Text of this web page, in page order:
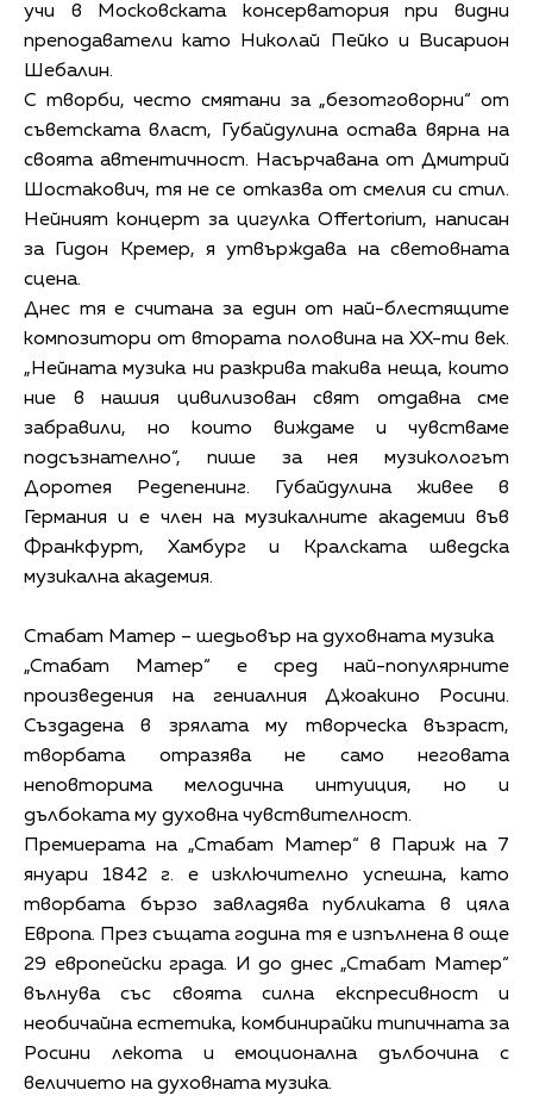
учи в Московската консерватория при видни
преподаватели като Николай Пейко и Висарион
Шебалин.
С творби, често смятани за „безотговорни“ от
съветската власт, Губайдулина остава вярна на
своята автентичност. Насърчавана от Дмитрий
Шостакович, тя не се отказва от смелия си стил.
Нейният концерт за цигулка Offertorium, написан
за Гидон Кремер, я утвърждава на световната
сцена.
Днес тя е считана за един от най-блестящите
композитори от втората половина на ХХ-ти век.
„Нейната музика ни разкрива такива неща, които
ние в нашия цивилизован свят отдавна сме
забравили, но които виждаме и чувстваме
подсъзнателно“, пише за нея музикологът
Доротея Редепенинг. Губайдулина живее в
Германия и е член на музикалните академии във
Франкфурт, Хамбург и Кралската шведска
музикална академия.
Стабат Матер – шедьовър на духовната музика
„Стабат Матер“ е сред най-популярните
произведения на гениалния Джоакино Росини.
Създадена в зрялата му творческа възраст,
творбата отразява не само неговата
неповторима мелодична интуиция, но и
дълбоката му духовна чувствителност.
Премиерата на „Стабат Матер“ в Париж на 7
януари 1842 г. е изключително успешна, като
творбата бързо завладява публиката в цяла
Европа. През същата година тя е изпълнена в още
29 европейски града. И до днес „Стабат Матер“
вълнува със своята силна експресивност и
необичайна естетика, комбинирайки типичната за
Росини лекота и емоционална дълбочина с
величието на духовната музика.